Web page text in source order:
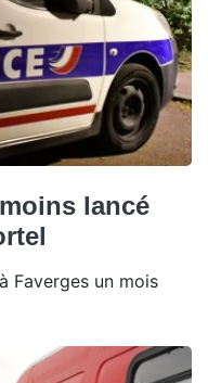
lancé
Faverges un mois